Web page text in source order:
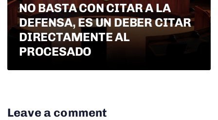
NO BASTA CON CITAR A LA
DEFENSA, ES UN DEBER CITAR
DIRECTAMENTE AL
PROCESADO
Leave a comment